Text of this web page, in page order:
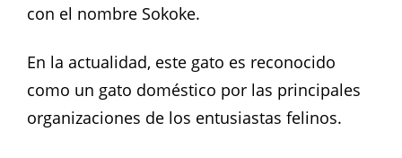
con el nombre Sokoke.
En la actualidad, este gato es reconocido
como un gato doméstico por las principales
organizaciones de los entusiastas felinos.